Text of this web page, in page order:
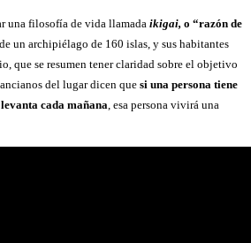
una filosofía de vida llamada ikigai, o “razón de
un archipiélago de 160 islas, y sus habitantes
que se resumen tener claridad sobre el objetivo
del lugar dicen que si una persona tiene
cada mañana, esa persona vivirá una